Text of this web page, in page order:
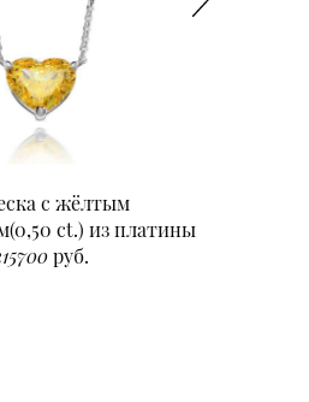
с жёлтым
ct.) из платины
руб.